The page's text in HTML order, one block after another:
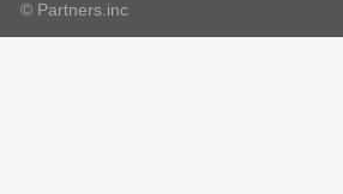
© Partners.inc